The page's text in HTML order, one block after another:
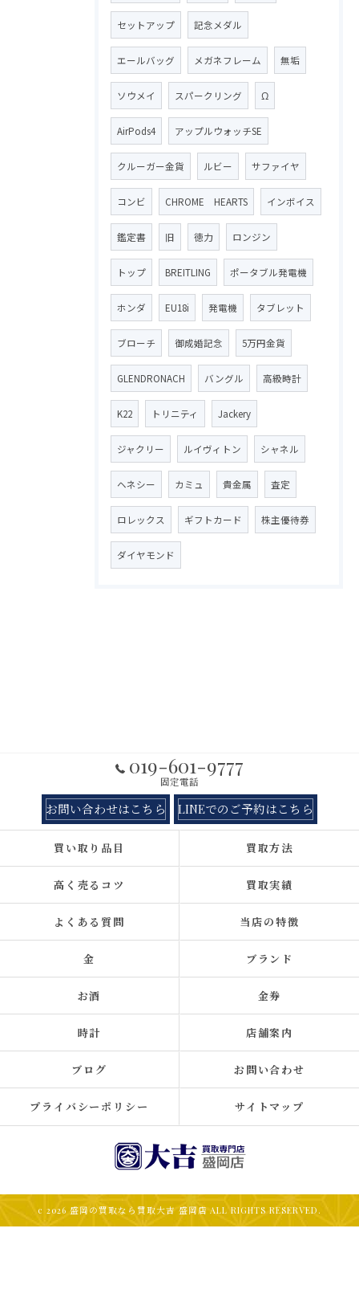
セットアップ 記念メダル
エールバッグ メガネフレーム 無垢
ソウメイ スパークリング Ω
AirPods4 アップルウォッチSE
クルーガー金貨 ルビー サファイヤ
コンビ CHROME HEARTS インボイス
鑑定書 旧 徳力 ロンジン
トップ BREITLING ポータブル発電機
ホンダ EU18i 発電機 タブレット
ブローチ 御成婚記念 5万円金貨
GLENDRONACH バングル 高級時計
K22 トリニティ Jackery
ジャクリー ルイヴィトン シャネル
ヘネシー カミュ 貴金属 査定
ロレックス ギフトカード 株主優待券
ダイヤモンド
019-601-9777
固定電話
お問い合わせはこちら LINEでのご予約はこちら
買い取り品目 買取方法
高く売るコツ 買取実績
よくある質問 当店の特徴
金 ブランド
お酒 金券
時計 店舗案内
ブログ お問い合わせ
プライバシーポリシー サイトマップ
c 2026 盛岡の買取なら買取大吉 盛岡店 ALL RIGHTS RESERVED.